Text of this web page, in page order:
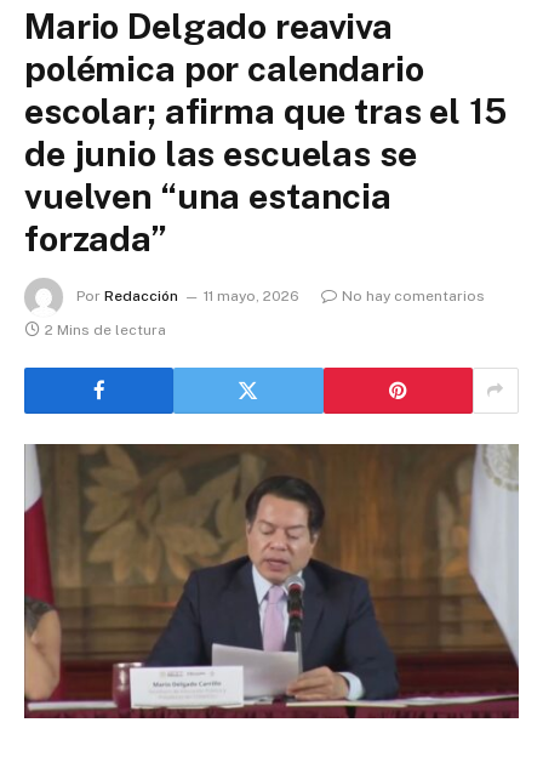
Mario Delgado reaviva
polémica por calendario
escolar; afirma que tras el 15
de junio las escuelas se
vuelven “una estancia
forzada”
Por Redacción 11 mayo, 2026
No hay comentarios
2 Mins de lectura